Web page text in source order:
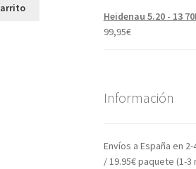
Heidenau 5.20 - 13
99,95€
Información
Envíos a España en
/ 19.95€ paquete (1-3